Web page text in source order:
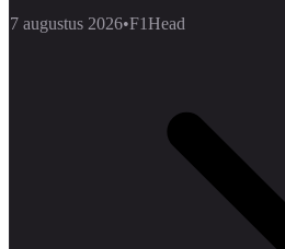
7 augustus 2026•F1Head